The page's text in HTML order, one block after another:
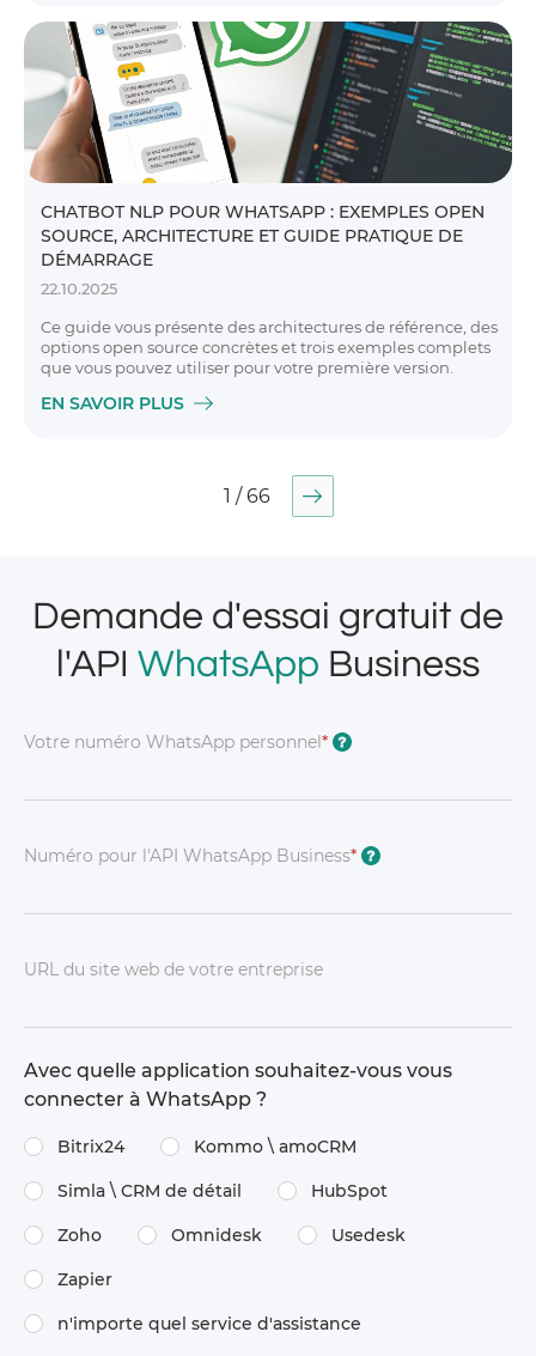
CHATBOT NLP POUR WHATSAPP : EXEMPLES OPEN
SOURCE, ARCHITECTURE ET GUIDE PRATIQUE DE
DÉMARRAGE
22.10.2025
Ce guide vous présente des architectures de référence, des
options open source concrètes et trois exemples complets
que vous pouvez utiliser pour votre première version.
EN SAVOIR PLUS
1 / 66
Demande d'essai gratuit de
l'API WhatsApp Business
Votre numéro WhatsApp personnel* ?
Numéro pour l'API WhatsApp Business* ?
URL du site web de votre entreprise
Avec quelle application souhaitez-vous vous
connecter à WhatsApp ?
Bitrix24 Kommo \​ amoCRM
Simla \​ CRM de détail HubSpot
Zoho Omnidesk Usedesk
Zapier
n'importe quel service d'assistance